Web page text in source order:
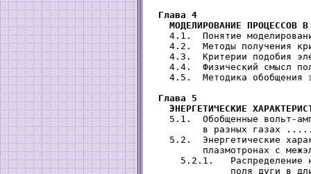
Глава 4
МОДЕЛИРОВАНИЕ ПРОЦЕССОВ
4.1.  Понятие
4.2.  Методы получения
4.3.  Критерии подобия
4.4.  Физический смысл
4.5.  Методика обобщения
Глава 5
ЭНЕРГЕТИЧЕСКИЕ
5.1.  Обобщенные вольт-
в разных газах
5.2.  Энергетические
плазмотронах с
5.2.1.   Распределение
поля дуги в